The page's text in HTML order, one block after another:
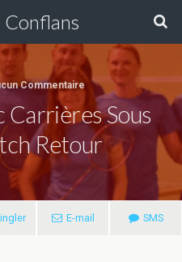
Conflans
Commentaire
Carrières Sous
Retour
E-mail SMS